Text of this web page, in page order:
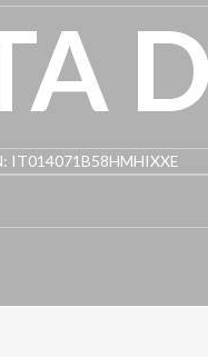
IT014071B58HMHIXXE